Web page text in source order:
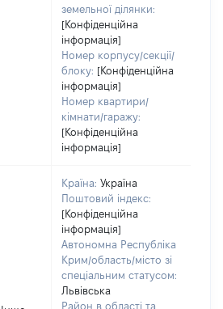
земельної ділянки:
[Конфіденційна
інформація]
Номер корпусу/секції/
блоку: [Конфіденційна
інформація]
Номер квартири/
кімнати/гаражу:
[Конфіденційна
інформація]
Країна: Україна
Поштовий індекс:
[Конфіденційна
інформація]
Автономна Республіка
Крим/область/місто зі
спеціальним статусом:
Львівська
Район в області та